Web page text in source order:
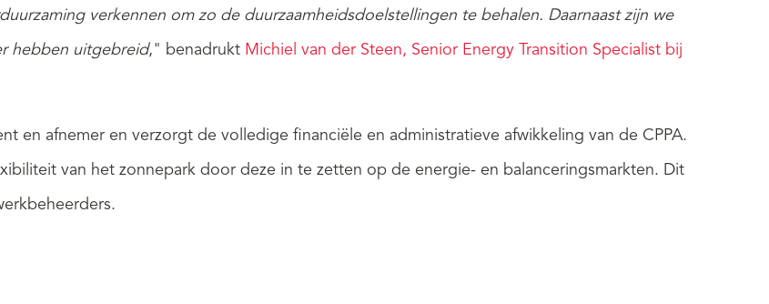
verkennen om zo de duurzaamheidsdoelstellingen te behalen. Daarnaast zijn we
hebben uitgebreid," benadrukt Michiel van der Steen, Senior Energy Transition Specialist bij
en afnemer en verzorgt de volledige financiële en administratieve afwikkeling van de CPPA.
van het zonnepark door deze in te zetten op de energie- en balanceringsmarkten. Dit